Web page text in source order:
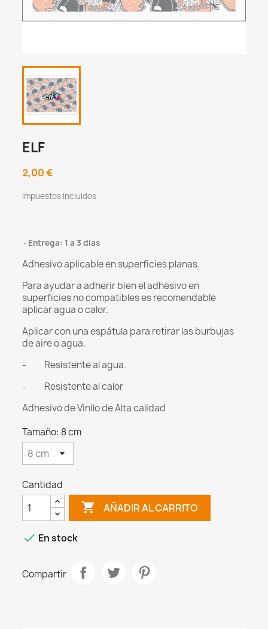
ELF
2,00 €
Impuestos incluidos
Entrega: 1 a 3 dias
Adhesivo aplicable en superficies planas.
Para ayudar a adherir bien el adhesivo en
superficies no compatibles es recomendable
aplicar agua o calor.
Aplicar con una espátula para retirar las burbujas
de aire o agua.
- Resistente al agua.
- Resistente al calor
Adhesivo de Vinilo de Alta calidad
Tamaño: 8 cm
Cantidad
 AÑADIR AL CARRITO
 En stock
Compartir